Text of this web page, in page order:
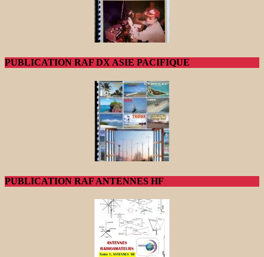
PUBLICATION RAF DX ASIE PACIFIQUE
PUBLICATION RAF ANTENNES HF